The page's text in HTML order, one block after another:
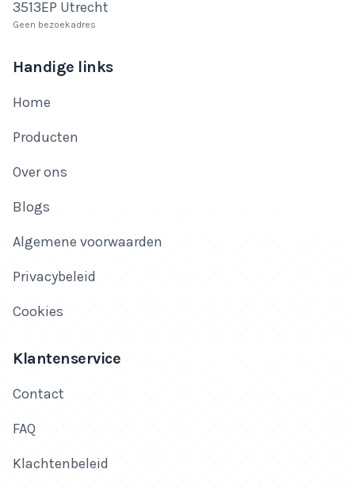
3513EP Utrecht
Geen bezoekadres
Handige links
Home
Producten
Over ons
Blogs
Algemene voorwaarden
Privacybeleid
Cookies
Klantenservice
Contact
FAQ
Klachtenbeleid